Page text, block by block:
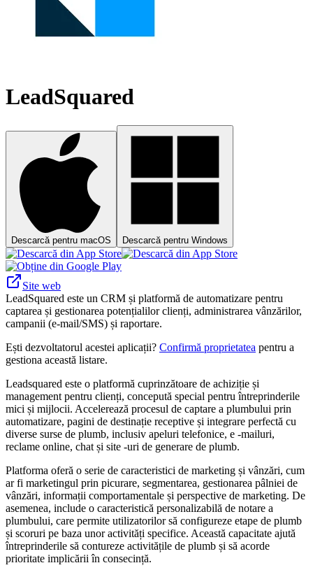
LeadSquared
Descarcă pentru macOS Descarcă pentru Windows
Site web
LeadSquared este un CRM și platformă de automatizare pentru
captarea și gestionarea potențialilor clienți, administrarea vânzărilor,
campanii (e-mail/SMS) și raportare.
Ești dezvoltatorul acestei aplicații? Confirmă proprietatea pentru a
gestiona această listare.
Leadsquared este o platformă cuprinzătoare de achiziție și
management pentru clienți, concepută special pentru întreprinderile
mici și mijlocii. Accelerează procesul de captare a plumbului prin
automatizare, pagini de destinație receptive și integrare perfectă cu
diverse surse de plumb, inclusiv apeluri telefonice, e -mailuri,
reclame online, chat și site -uri de generare de plumb.
Platforma oferă o serie de caracteristici de marketing și vânzări, cum
ar fi marketingul prin picurare, segmentarea, gestionarea pâlniei de
vânzări, informații comportamentale și perspective de marketing. De
asemenea, include o caracteristică personalizabilă de notare a
plumbului, care permite utilizatorilor să configureze etape de plumb
și scoruri pe baza unor activități specifice. Această capacitate ajută
întreprinderile să contureze activitățile de plumb și să acorde
prioritate implicării în consecință.